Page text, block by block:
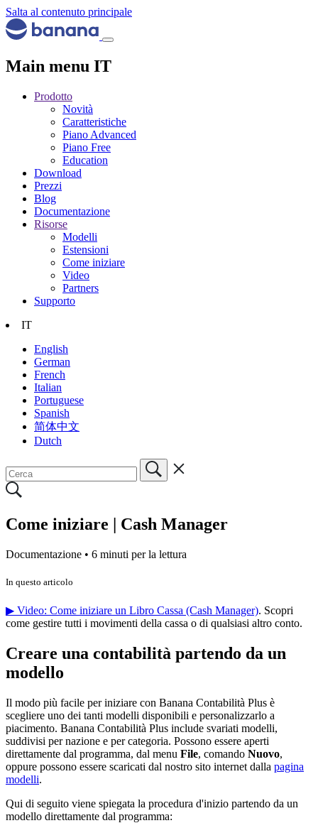
Salta al contenuto principale
Main menu IT
Prodotto
Novità
Caratteristiche
Piano Advanced
Piano Free
Education
Download
Prezzi
Blog
Documentazione
Risorse
Modelli
Estensioni
Come iniziare
Video
Partners
Supporto
IT
English
German
French
Italian
Portuguese
Spanish
简体中文
Dutch
Come iniziare | Cash Manager
Documentazione • 6 minuti per la lettura
In questo articolo
▶ Video: Come iniziare un Libro Cassa (Cash Manager). Scopri
come gestire tutti i movimenti della cassa o di qualsiasi altro conto.
Creare una contabilità partendo da un
modello
Il modo più facile per iniziare con Banana Contabilità Plus è
scegliere uno dei tanti modelli disponibili e personalizzarlo a
piacimento. Banana Contabilità Plus include svariati modelli,
suddivisi per nazione e per categoria. Possono essere aperti
direttamente dal programma, dal menu File, comando Nuovo,
oppure possono essere scaricati dal nostro sito internet dalla pagina
modelli.
Qui di seguito viene spiegata la procedura d'inizio partendo da un
modello direttamente dal programma: